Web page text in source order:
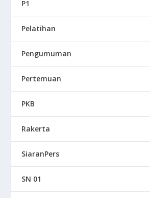
P1
Pelatihan
Pengumuman
Pertemuan
PKB
Rakerta
SiaranPers
SN 01